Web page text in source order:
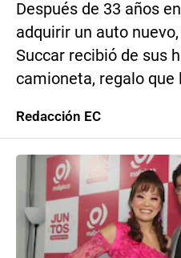
Después de 33 años
adquirir un auto
Succar recibió de sus
camioneta, regalo que
Redacción EC